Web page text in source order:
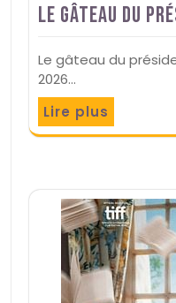
Le gâteau du
Le gâteau du
2026…
Lire plus